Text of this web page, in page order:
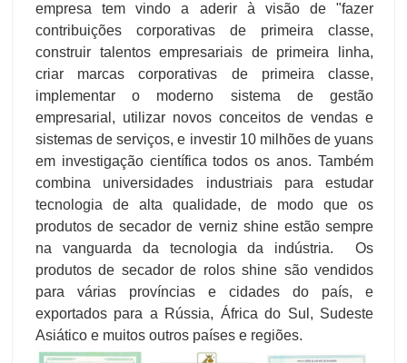
empresa tem vindo a aderir à visão de "fazer
contribuições corporativas de primeira classe,
construir talentos empresariais de primeira linha,
criar marcas corporativas de primeira classe,
implementar o moderno sistema de gestão
empresarial, utilizar novos conceitos de vendas e
sistemas de serviços, e investir 10 milhões de yuans
em investigação científica todos os anos. Também
combina universidades industriais para estudar
tecnologia de alta qualidade, de modo que os
produtos de secador de verniz shine estão sempre
na vanguarda da tecnologia da indústria. Os
produtos de secador de rolos shine são vendidos
para várias províncias e cidades do país, e
exportados para a Rússia, África do Sul, Sudeste
Asiático e muitos outros países e regiões.